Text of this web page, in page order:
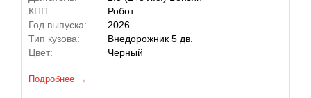
КПП:
Робот
Год выпуска:
2026
Тип кузова:
Внедорожник 5 дв.
Цвет:
Черный
Подробнее